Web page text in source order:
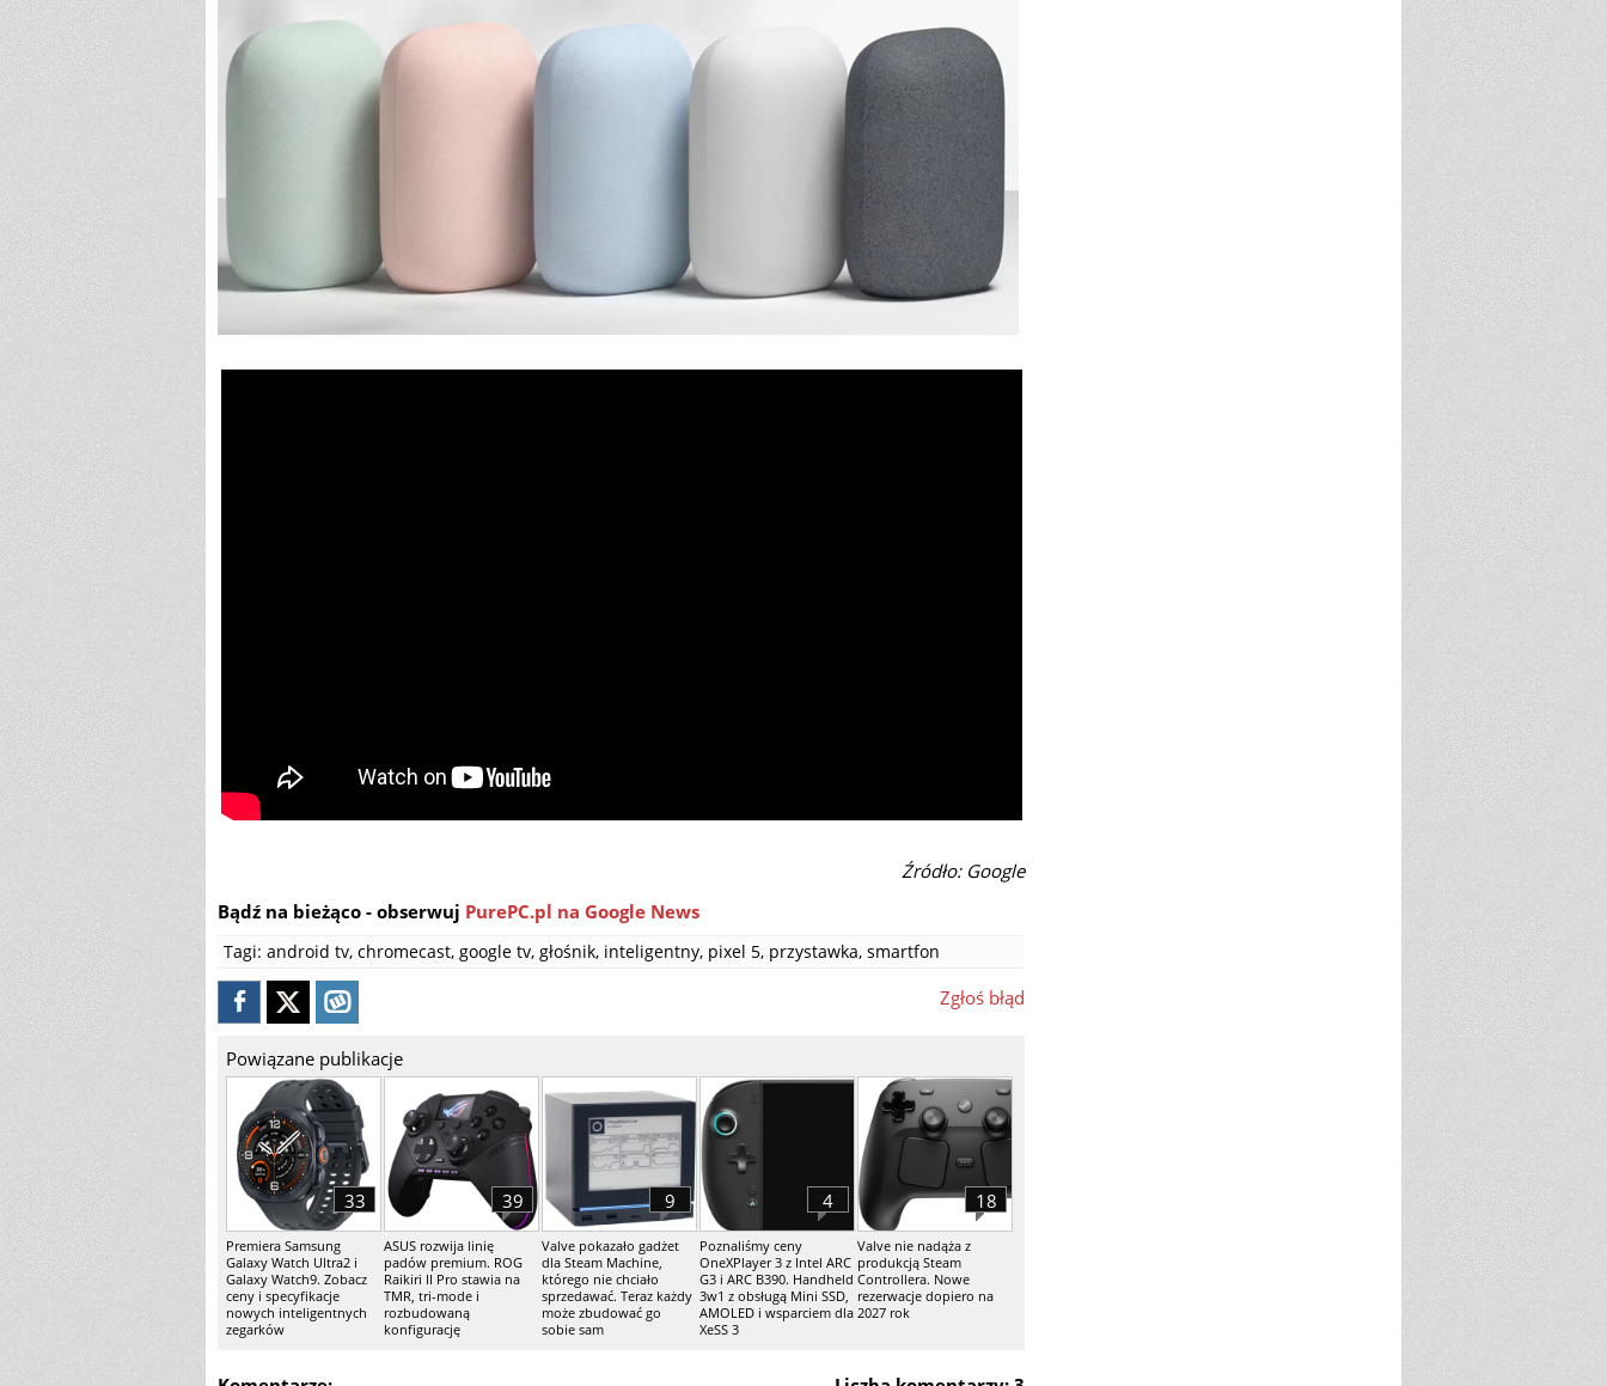
Źródło: Google
Bądź na bieżąco - obserwuj PurePC.pl na Google News
Tagi: android tv, chromecast, google tv, głośnik, inteligentny, pixel 5, przystawka, smartfon
Zgłoś błąd
Powiązane publikacje
Premiera Samsung
Galaxy Watch Ultra2 i
Galaxy Watch9. Zobacz
ceny i specyfikacje
nowych inteligentnych
zegarków
33
ASUS rozwija linię
padów premium. ROG
Raikiri II Pro stawia na
TMR, tri-mode i
rozbudowaną
konfigurację
39
Valve pokazało gadżet
dla Steam Machine,
którego nie chciało
sprzedawać. Teraz każdy
może zbudować go
sobie sam
9
Poznaliśmy ceny
OneXPlayer 3 z Intel ARC
G3 i ARC B390. Handheld
3w1 z obsługą Mini SSD,
AMOLED i wsparciem dla
XeSS 3
4
Valve nie nadąża z
produkcją Steam
Controllera. Nowe
rezerwacje dopiero na
2027 rok
18